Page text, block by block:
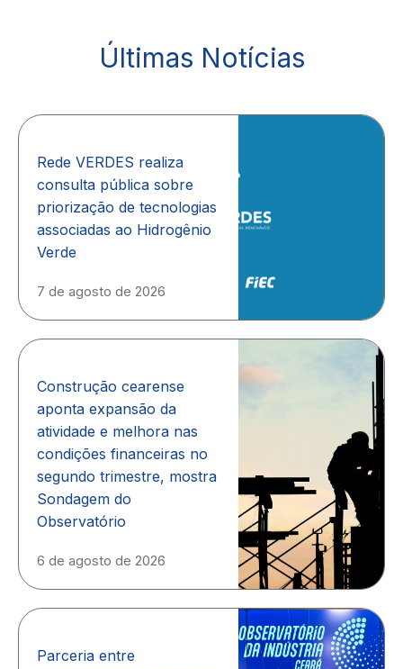
Últimas Notícias
Rede VERDES realiza
consulta pública sobre
priorização de tecnologias
associadas ao Hidrogênio
Verde
7 de agosto de 2026
Construção cearense
aponta expansão da
atividade e melhora nas
condições financeiras no
segundo trimestre, mostra
Sondagem do
Observatório
6 de agosto de 2026
Parceria entre